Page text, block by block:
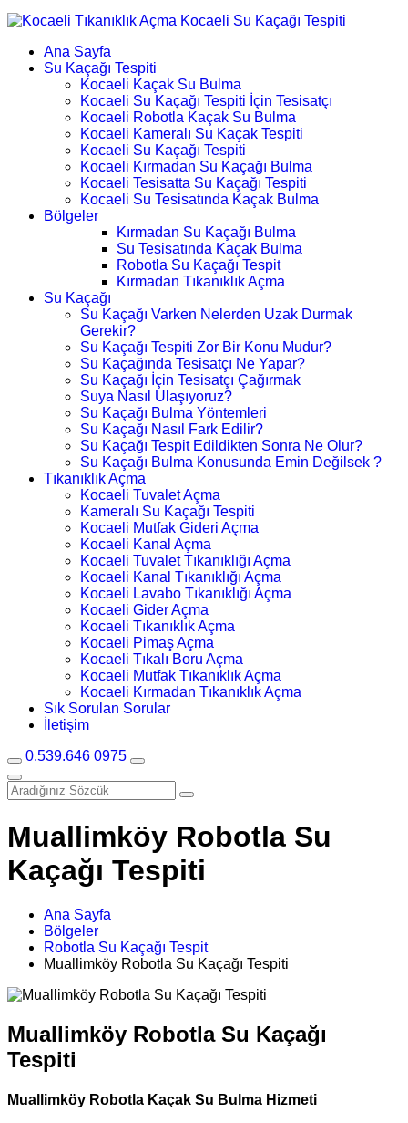
Ana Sayfa
Su Kaçağı Tespiti
Kocaeli Kaçak Su Bulma
Kocaeli Su Kaçağı Tespiti İçin Tesisatçı
Kocaeli Robotla Kaçak Su Bulma
Kocaeli Kameralı Su Kaçak Tespiti
Kocaeli Su Kaçağı Tespiti
Kocaeli Kırmadan Su Kaçağı Bulma
Kocaeli Tesisatta Su Kaçağı Tespiti
Kocaeli Su Tesisatında Kaçak Bulma
Bölgeler
Kırmadan Su Kaçağı Bulma
Su Tesisatında Kaçak Bulma
Robotla Su Kaçağı Tespit
Kırmadan Tıkanıklık Açma
Su Kaçağı
Su Kaçağı Varken Nelerden Uzak Durmak
Gerekir?
Su Kaçağı Tespiti Zor Bir Konu Mudur?
Su Kaçağında Tesisatçı Ne Yapar?
Su Kaçağı İçin Tesisatçı Çağırmak
Suya Nasıl Ulaşıyoruz?
Su Kaçağı Bulma Yöntemleri
Su Kaçağı Nasıl Fark Edilir?
Su Kaçağı Tespit Edildikten Sonra Ne Olur?
Su Kaçağı Bulma Konusunda Emin Değilsek ?
Tıkanıklık Açma
Kocaeli Tuvalet Açma
Kameralı Su Kaçağı Tespiti
Kocaeli Mutfak Gideri Açma
Kocaeli Kanal Açma
Kocaeli Tuvalet Tıkanıklığı Açma
Kocaeli Kanal Tıkanıklığı Açma
Kocaeli Lavabo Tıkanıklığı Açma
Kocaeli Gider Açma
Kocaeli Tıkanıklık Açma
Kocaeli Pimaş Açma
Kocaeli Tıkalı Boru Açma
Kocaeli Mutfak Tıkanıklık Açma
Kocaeli Kırmadan Tıkanıklık Açma
Sık Sorulan Sorular
İletişim
0.539.646 0975
Muallimköy Robotla Su
Kaçağı Tespiti
Ana Sayfa
Bölgeler
Robotla Su Kaçağı Tespit
Muallimköy Robotla Su Kaçağı Tespiti
Muallimköy Robotla Su Kaçağı
Tespiti
Muallimköy Robotla Kaçak Su Bulma Hizmeti